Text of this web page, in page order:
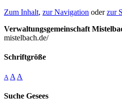
Zum Inhalt, zur Navigation oderzur
Verwaltungsgemeinschaft
mistelbach.de/
Schriftgröße
A A A
Suche Gesees